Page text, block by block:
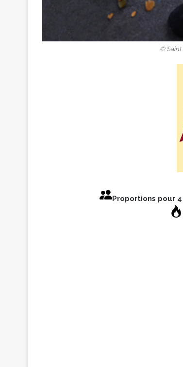
© Saint
Proportions pour 4